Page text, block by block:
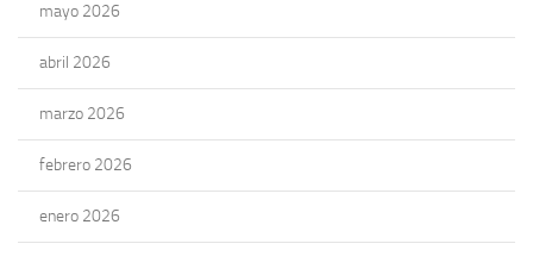
mayo 2026
abril 2026
marzo 2026
febrero 2026
enero 2026